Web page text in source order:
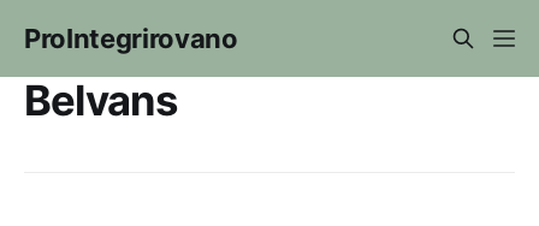
ProIntegrirovano
Belvans